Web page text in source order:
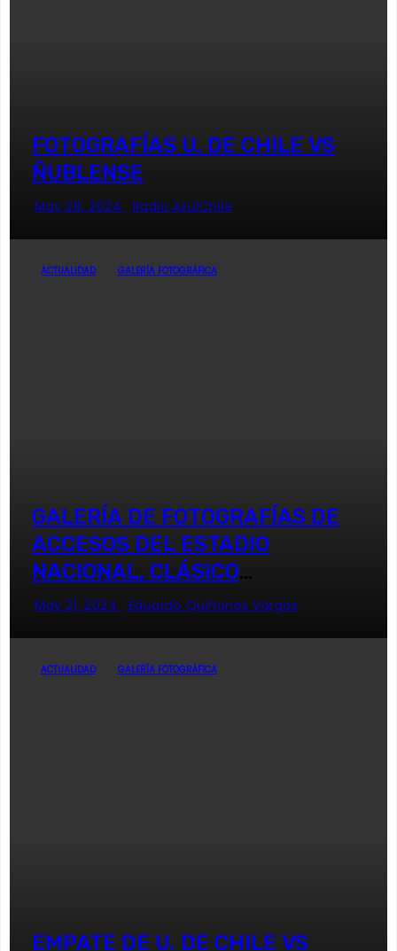
FOTOGRAFÍAS U. DE CHILE VS
ÑUBLENSE
May 28, 2024 Radio AzulChile
ACTUALIDAD GALERÍA FOTOGRÁFICA
GALERÍA DE FOTOGRAFÍAS DE
ACCESOS DEL ESTADIO
NACIONAL, CLÁSICO
UNIVERSITARIO
May 21, 2024 Eduardo Quiñones Vargas
ACTUALIDAD GALERÍA FOTOGRÁFICA
EMPATE DE U. DE CHILE VS